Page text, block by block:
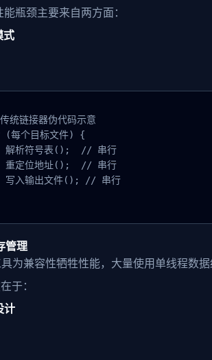
瓶颈主要来自两方面：
式
统链接器伪代码示意
每个目标文件) {
解析符号表();  // 串行
重定位地址();  // 串行
写入输出文件(); // 串行
管理
为兼容性牺牲性能，大量使用单线程数
于：
计